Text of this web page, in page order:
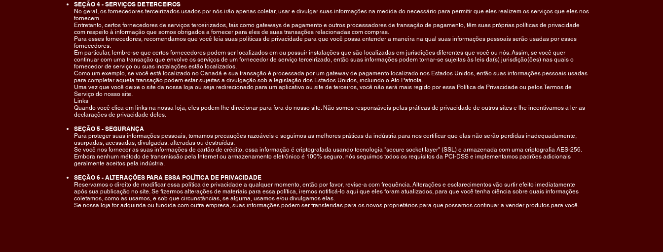
SEÇÃO 4 - SERVIÇOS DE TERCEIROS
No geral, os fornecedores terceirizados usados por nós irão apenas coletar, usar e divulgar suas informações na medida do necessário para permitir que eles realizem os serviços que eles nos
fornecem.
Entretanto, certos fornecedores de serviços terceirizados, tais como gateways de pagamento e outros processadores de transação de pagamento, têm suas próprias políticas de privacidade
com respeito à informação que somos obrigados a fornecer para eles de suas transações relacionadas com compras.
Para esses fornecedores, recomendamos que você leia suas políticas de privacidade para que você possa entender a maneira na qual suas informações pessoais serão usadas por esses
fornecedores.
Em particular, lembre-se que certos fornecedores podem ser localizados em ou possuir instalações que são localizadas em jurisdições diferentes que você ou nós. Assim, se você quer
continuar com uma transação que envolve os serviços de um fornecedor de serviço terceirizado, então suas informações podem tornar-se sujeitas às leis da(s) jurisdição(ões) nas quais o
fornecedor de serviço ou suas instalações estão localizados.
Como um exemplo, se você está localizado no Canadá e sua transação é processada por um gateway de pagamento localizado nos Estados Unidos, então suas informações pessoais usadas
para completar aquela transação podem estar sujeitas a divulgação sob a legislação dos Estados Unidos, incluindo o Ato Patriota.
Uma vez que você deixe o site da nossa loja ou seja redirecionado para um aplicativo ou site de terceiros, você não será mais regido por essa Política de Privacidade ou pelos Termos de
Serviço do nosso site.
Links
Quando você clica em links na nossa loja, eles podem lhe direcionar para fora do nosso site. Não somos responsáveis pelas práticas de privacidade de outros sites e lhe incentivamos a ler as
declarações de privacidade deles.
SEÇÃO 5 - SEGURANÇA
Para proteger suas informações pessoais, tomamos precauções razoáveis e seguimos as melhores práticas da indústria para nos certificar que elas não serão perdidas inadequadamente,
usurpadas, acessadas, divulgadas, alteradas ou destruídas.
Se você nos fornecer as suas informações de cartão de crédito, essa informação é criptografada usando tecnologia "secure socket layer" (SSL) e armazenada com uma criptografia AES-256.
Embora nenhum método de transmissão pela Internet ou armazenamento eletrônico é 100% seguro, nós seguimos todos os requisitos da PCI-DSS e implementamos padrões adicionais
geralmente aceitos pela indústria.
SEÇÃO 6 - ALTERAÇÕES PARA ESSA POLÍTICA DE PRIVACIDADE
Reservamos o direito de modificar essa política de privacidade a qualquer momento, então por favor, revise-a com frequência. Alterações e esclarecimentos vão surtir efeito imediatamente
após sua publicação no site. Se fizermos alterações de materiais para essa política, iremos notificá-lo aqui que eles foram atualizados, para que você tenha ciência sobre quais informações
coletamos, como as usamos, e sob que circunstâncias, se alguma, usamos e/ou divulgamos elas.
Se nossa loja for adquirida ou fundida com outra empresa, suas informações podem ser transferidas para os novos proprietários para que possamos continuar a vender produtos para você.